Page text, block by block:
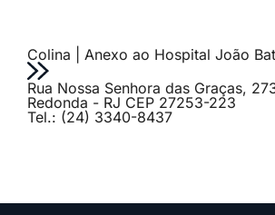
Colina | Anexo ao Hospital João
Rua Nossa Senhora das Graças,
Redonda - RJ CEP 27253-223
Tel.: (24) 3340-8437